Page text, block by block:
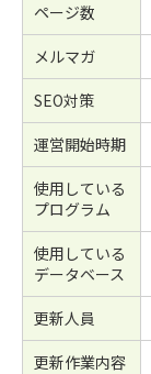
ページ数
メルマガ
SEO対策
運営開始時期
使用している
プログラム
使用している
データベース
更新人員
更新作業内容